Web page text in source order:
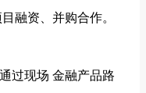
融资、并购合作。
过现场 金融产品路